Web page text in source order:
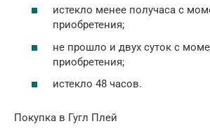
истекло менее получаса с
приобретения;
не прошло и двух суток с
приобретения;
истекло 48 часов.
Покупка в Гугл Плей